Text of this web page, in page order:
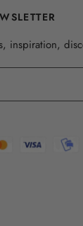
inspiration,